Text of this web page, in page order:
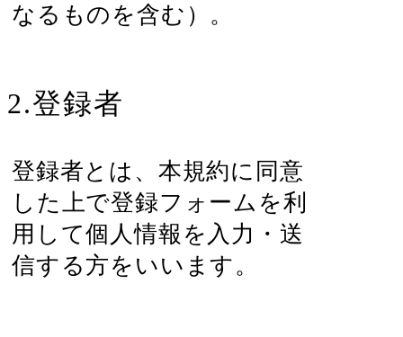
なるものを含む）。
2.登録者
登録者とは、本規約に同意
した上で登録フォームを利
用して個人情報を入力・送
信する方をいいます。